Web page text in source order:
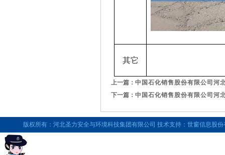
其它
上一篇： 中国石化销售股份有限公司河
下一篇： 中国石化销售股份有限公司河
版权所有：河北圣力安全与环境科技集团有限公司 技术支持：世窗信息股